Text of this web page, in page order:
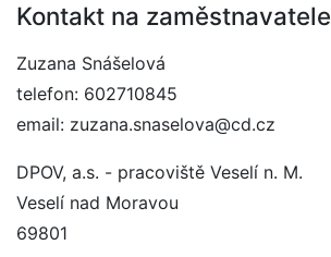
Kontakt na zaměstnavatele
Zuzana Snášelová
telefon: 602710845
email: zuzana.snaselova@cd.cz
DPOV, a.s. - pracoviště Veselí n. M.
Veselí nad Moravou
69801